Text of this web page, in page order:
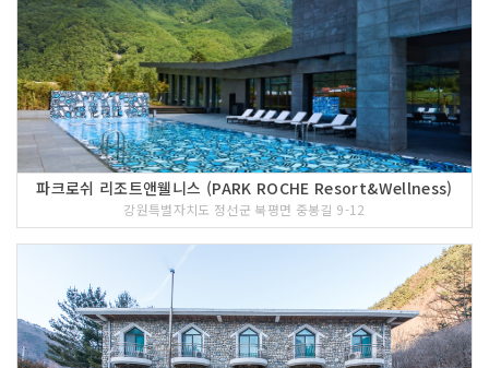
파크로쉬 리조트앤웰니스 (PARK ROCHE Resort&Wellness)
강원특별자치도 정선군 북평면 중봉길 9-12